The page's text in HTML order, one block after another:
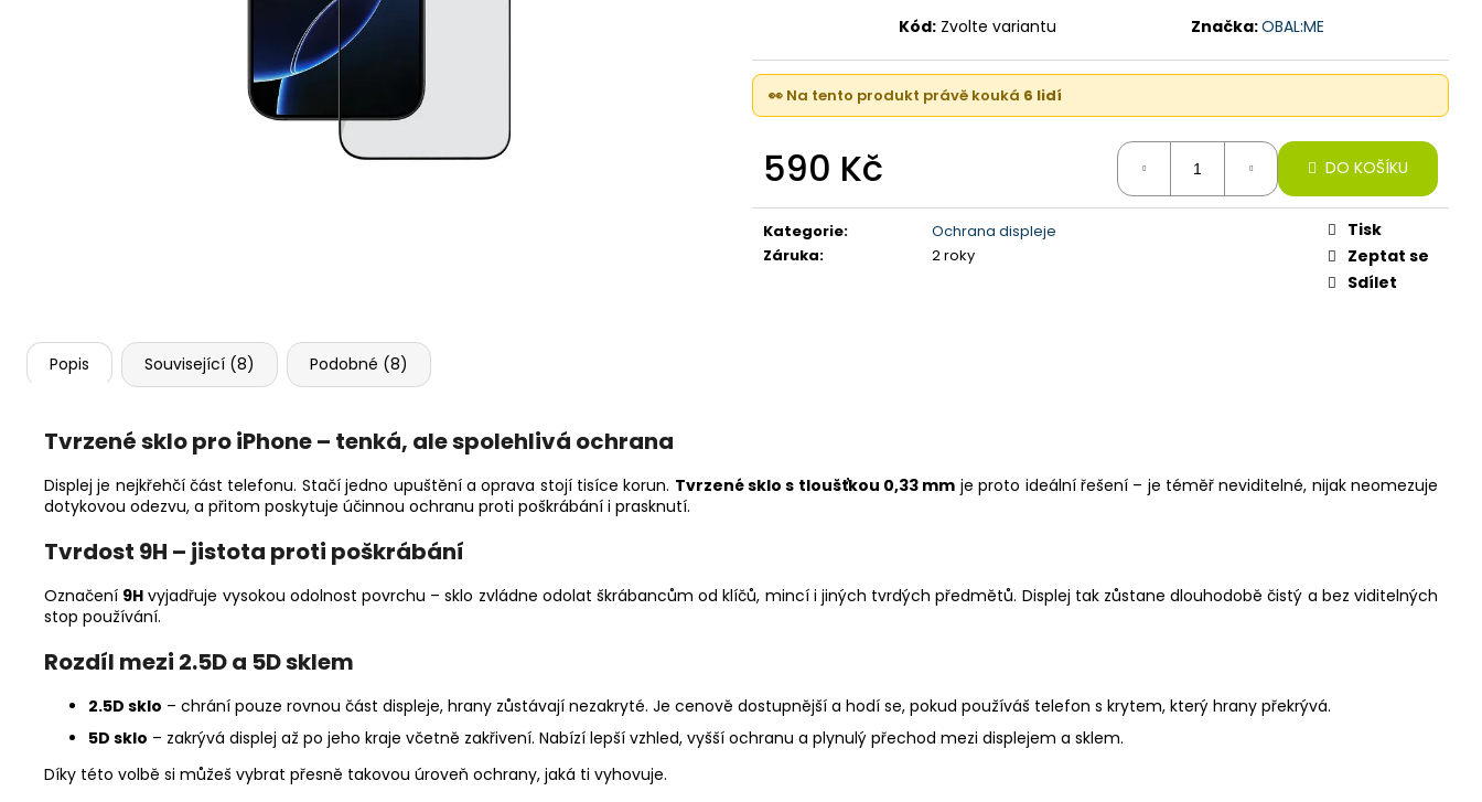
Kód: Zvolte variantu Značka:OBAL:ME
👀 Na tento produkt právě kouká 6 lidí
590 Kč
cena:
DO KOŠÍKU
Kategorie:
Ochrana displeje
Záruka: 2 roky
Tisk
Zeptat se
Sdílet
Popis Související (8) Podobné (8)
Tvrzené sklo pro iPhone – tenká, ale spolehlivá ochrana
Displej je nejkřehčí část telefonu. Stačí jedno upuštění a oprava stojí tisíce korun. Tvrzené sklo s tloušťkou 0,33 mm je proto ideální řešení – je téměř neviditelné, nijak neomezuje
dotykovou odezvu, a přitom poskytuje účinnou ochranu proti poškrábání i prasknutí.
Tvrdost 9H – jistota proti poškrábání
Označení 9H vyjadřuje vysokou odolnost povrchu – sklo zvládne odolat škrábancům od klíčů, mincí i jiných tvrdých předmětů. Displej tak zůstane dlouhodobě čistý a bez viditelných
stop používání.
Rozdíl mezi 2.5D a 5D sklem
2.5D sklo – chrání pouze rovnou část displeje, hrany zůstávají nezakryté. Je cenově dostupnější a hodí se, pokud používáš telefon s krytem, který hrany překrývá.
5D sklo – zakrývá displej až po jeho kraje včetně zakřivení. Nabízí lepší vzhled, vyšší ochranu a plynulý přechod mezi displejem a sklem.
Díky této volbě si můžeš vybrat přesně takovou úroveň ochrany, jaká ti vyhovuje.
TACTICAL QUANTUM ZESÍLENÉ ROHY
23 000 Kč